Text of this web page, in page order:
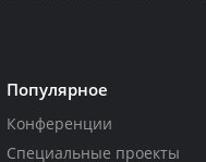
Популярное
Конференции
Специальные проекты